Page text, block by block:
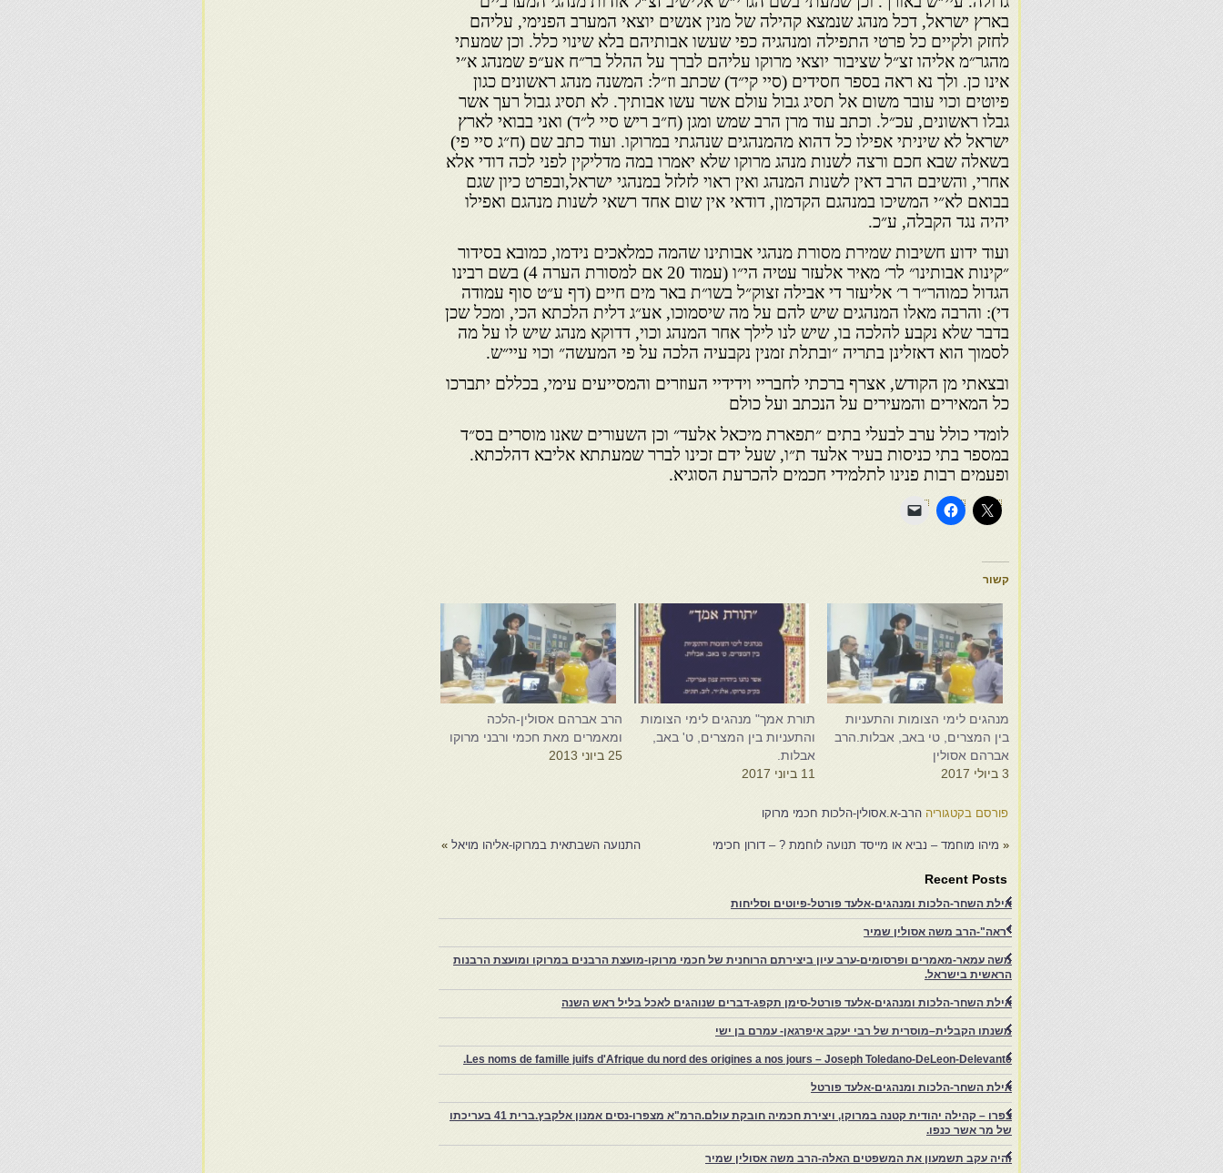
בארץ ישראל, דכל מנהג שנמצא קהילה של מנין אנשים יוצאי המערב הפנימי, עליהם
לחזק ולקיים כל פרטי התפילה ומנהגיה כפי שעשו אבותיהם בלא שינוי כלל. וכן שמעתי
מהגר״מ אליהו זצ״ל שציבור יוצאי מרוקו עליהם לברך על ההלל בר״ח אע״פ שמנהג א״י
אינו כן. ולך נא ראה בספר חסידים (סיי קי״ד) שכתב וז״ל: המשנה מנהג ראשונים כגון
פיוטים וכוי עובר משום אל תסיג גבול עולם אשר עשו אבותיך. לא תסיג גבול רעך אשר
גבלו ראשונים, עכ״ל. וכתב עוד מרן הרב שמש ומגן (ח״ב ריש סיי ל״ד) ואני בבואי לארץ
ישראל לא שיניתי אפילו כל דהוא מהמנהגים שנהגתי במרוקו. ועוד כתב שם (ח״ג סיי פי)
בשאלה שבא חכם ורצה לשנות מנהג מרוקו שלא יאמרו במה מדליקין לפני לכה דודי אלא
אחרי, והשיבם הרב דאין לשנות המנהג ואין ראוי לזלזל במנהגי ישראל,ובפרט כיון שגם
בבואם לא״י המשיכו במנהגם הקדמון, דודאי אין שום אחד רשאי לשנות מנהגם ואפילו
יהיה נגד הקבלה, ע״כ.
ועוד ידוע חשיבות שמירת מסורת מנהגי אבותינו שהמה כמלאכים נידמו, כמובא בסידור
״קינות אבותינו״ לר׳ מאיר אלעזר עטיה הי״ו (עמוד 20 אם למסורת הערה 4) בשם רבינו
הגדול כמוהר״ר ר׳ אליעזר די אבילה זצוק״ל בשו״ת באר מים חיים (דף ע״ט סוף עמודה
די): והרבה מאלו המנהגים שיש להם על מה שיסמוכו, אע״ג דלית הלכתא הכי, ומכל שכן
בדבר שלא נקבע להלכה בו, שיש לנו לילך אחר המנהג וכוי, דדוקא מנהג שיש לו על מה
לסמוך הוא דאזלינן בתריה ״ובתלת זמנין נקבעיה הלכה על פי המעשה״ וכוי עיי״ש.
ובצאתי מן הקודש, אצרף ברכתי לחבריי וידידיי העוזרים והמסייעים עימי, בכללם יתברכו
כל המאירים והמעירים על הנכתב ועל כולם
לומדי כולל ערב לבעלי בתים ״תפארת מיכאל אלעד״ וכן השעורים שאנו מוסרים בס״ד
במספר בתי כניסות בעיר אלעד ת״ו, שעל ידם זכינו לברר שמעתתא אליבא דהלכתא.
ופעמים רבות פנינו לתלמידי חכמים להכרעת הסוגיא.
קשור
מנהגים לימי הצומות והתעניות
בין המצרים, טי באב, אבלות.הרב
אברהם אסולין
3 ביולי 2017
תורת אמך" מנהגים לימי הצומות
והתעניות בין המצרים, ט' באב,
אבלות.
11 ביוני 2017
הרב אברהם אסולין-הלכה
ומאמרים מאת חכמי ורבני מרוקו
25 ביוני 2013
פורסם בקטגוריה הרב-א.אסולין-הלכות חכמי מרוקו
« מיהו מוחמד – נביא או מייסד תנועה לוחמת ? – דורון חכימי התנועה השבתאית במרוקו-אליהו מויאל »
Recent Posts
אילת השחר-הלכות ומנהגים-אלעד פורטל-פיוטים וסליחות
"ראה"-הרב משה אסולין שמיר
משה עמאר-מאמרים ופרסומים-ערב עיון ביצירתם הרוחנית של חכמי מרוקו-מועצת הרבנים במרוקו ומועצת הרבנות
הראשית בישראל.
אילת השחר-הלכות ומנהגים-אלעד פורטל-סימן תקפג-דברים שנוהגים לאכל בליל ראש השנה
משנתו הקבלית–מוסרית של רבי יעקב איפרגאן- עמרם בן ישי
Les noms de famille juifs d'Afrique du nord des origines a nos jours – Joseph Toledano-DeLeon-Delevante.
אילת השחר-הלכות ומנהגים-אלעד פורטל
צפרו – קהילה יהודית קטנה במרוקו, ויצירת חכמיה חובקת עולם.הרמ"א מצפרו-נסים אמנון אלקבץ.ברית 41 בעריכתו
של מר אשר כנפו.
והיה עקב תשמעון את המשפטים האלה-הרב משה אסולין שמיר